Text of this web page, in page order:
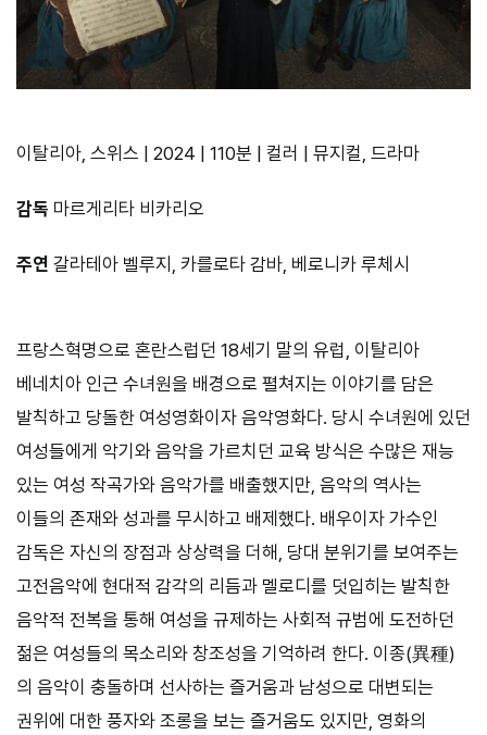
이탈리아, 스위스 | 2024 | 110분 | 컬러 | 뮤지컬, 드라마
감독 마르게리타 비카리오
주연 갈라테아 벨루지, 카를로타 감바, 베로니카 루체시
프랑스혁명으로 혼란스럽던 18세기 말의 유럽, 이탈리아
베네치아 인근 수녀원을 배경으로 펼쳐지는 이야기를 담은
발칙하고 당돌한 여성영화이자 음악영화다. 당시 수녀원에 있던
여성들에게 악기와 음악을 가르치던 교육 방식은 수많은 재능
있는 여성 작곡가와 음악가를 배출했지만, 음악의 역사는
이들의 존재와 성과를 무시하고 배제했다. 배우이자 가수인
감독은 자신의 장점과 상상력을 더해, 당대 분위기를 보여주는
고전음악에 현대적 감각의 리듬과 멜로디를 덧입히는 발칙한
음악적 전복을 통해 여성을 규제하는 사회적 규범에 도전하던
젊은 여성들의 목소리와 창조성을 기억하려 한다. 이종(異種)
의 음악이 충돌하며 선사하는 즐거움과 남성으로 대변되는
권위에 대한 풍자와 조롱을 보는 즐거움도 있지만, 영화의